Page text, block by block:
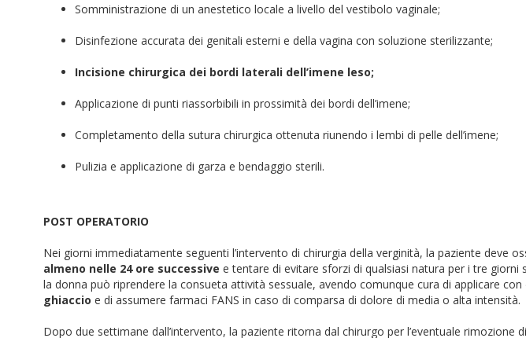
Somministrazione di un anestetico locale a livello del vestibolo vaginale;
Disinfezione accurata dei genitali esterni e della vagina con soluzione sterilizzante;
Incisione chirurgica dei bordi laterali dell’imene leso;
Applicazione di punti riassorbibili in prossimità dei bordi dell’imene;
Completamento della sutura chirurgica ottenuta riunendo i lembi di pelle dell’imene;
Pulizia e applicazione di garza e bendaggio sterili.
POST OPERATORIO
Nei giorni immediatamente seguenti l’intervento di chirurgia della verginità, la paziente deve
almeno nelle 24 ore successive e tentare di evitare sforzi di qualsiasi natura per i tre giorni
la donna può riprendere la consueta attività sessuale, avendo comunque cura di applicare con
ghiaccio e di assumere farmaci FANS in caso di comparsa di dolore di media o alta intensità.
Dopo due settimane dall’intervento, la paziente ritorna dal chirurgo per l’eventuale rimozione